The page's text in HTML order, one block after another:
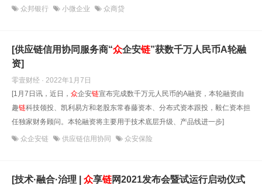
众邦银行 小微企业 众商贷
[供应链信用协同服务商“众企安链”获数千万人民币A轮融
资]
零壹财经 · 2022年1月7日
[1月7日讯，近日， 众企安链宣布完成数千万元人民币的A融资，本轮融资由
趣链科技领投、凯利易方和老股东常春藤资本、分布式资本跟投，毅仁资本担
任独家财务顾问。本轮融资将主要用于技术底层升级、产品线进一步]
众企安链 供应链信用协同 众安保险
[技术·融合·治理 | 众享链网2021发布会暨试运行启动仪式